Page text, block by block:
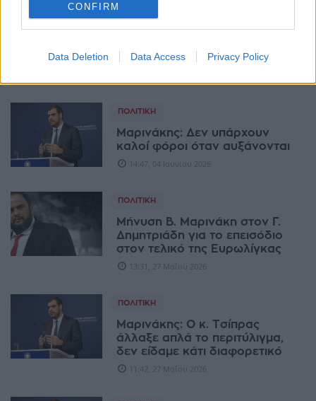
CONFIRM
Data Deletion Data Access Privacy Policy
Μήνυση Κωνσταντοπούλου
για συκοφαντική δυσφήμιση
ΠΟΛΙΤΙΚΉ
Μαρινάκης: Δεν υπάρχουν
καλοί φόροι όταν αυξάνονται
14:47, 04 Ιουνίου 2026
ΠΟΛΙΤΙΚΉ
Μήνυση Β. Μαρινάκη στον Γ.
Δημητριάδη για το επεισόδιο
στον τελικό της Ευρωλίγκας
13:31, 27 Μαΐου 2026
ΠΟΛΙΤΙΚΉ
Μαρινάκης: Ο κ. Τσίπρας
άλλαξε απλά το περιτύλιγμα,
δεν είδαμε κάτι διαφορετικό
11:42, 27 Μαΐου 2026